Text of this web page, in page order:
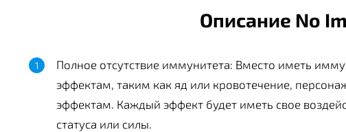
Описание No
Полное отсутствие иммунитета: Вместо иметь
эффектам, таким как яд или кровотечение,
эффектам. Каждый эффект будет иметь свое
статуса или силы.